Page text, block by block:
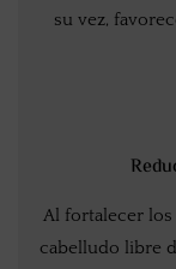
su vez,
Al fortalecer
cabelludo libre